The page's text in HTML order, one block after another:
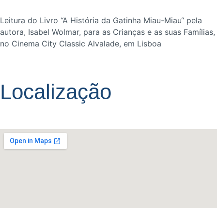
Leitura do Livro “A História da Gatinha Miau-Miau“ pela
autora, Isabel Wolmar, para as Crianças e as suas Famílias,
no Cinema City Classic Alvalade, em Lisboa
Localização